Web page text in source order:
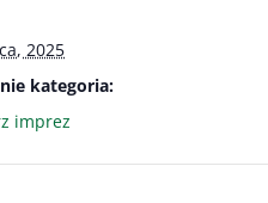
2025
kategoria:
imprez